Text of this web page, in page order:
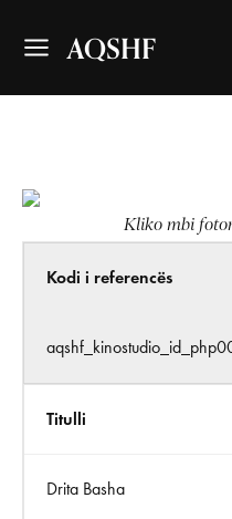
AQSHF
Kliko mbi
Kodi i referencës
Titulli
Drita Basha